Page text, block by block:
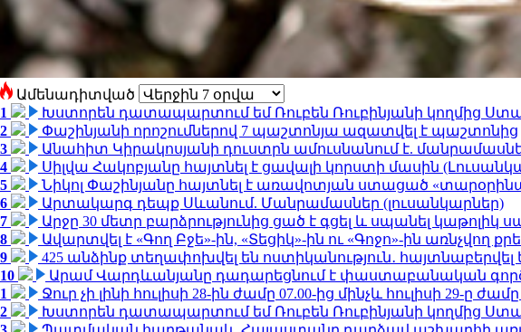
Ամենադիտված
1
Խստորեն դատապարտում եմ Ռուբեն Ռուբինյանի կողմից
2
Փաշինյանի որոշումներով 7 պաշտոնյա ազատվել է պաշտոնից
3
Անահիտ Կիրակոսյանի դուստրն ամուսնանում է.
4
Սիլվա Հակոբյանը հայտնել է ցավալի կորստի մասին
5
Նիկոլ Փաշինյանը հայտնել է առավոտյան ստացած
6
Արտակարգ դեպք Սևանում. Մանրամասներ (լուսանկարներ)
7
Արջը 30 մետր բարձրությունից ցած է գցել և սպանել կաթոլիկ
8
Ավարտվել է «Գող Բջե»-ին, «Տեցիկ»-ին ու «Գոջո»-ին առնչվող
9
425 անձինք տեղափոխվել են ոստիկանություն․
10
Արամ Վարդևանյանը դադարեցնում է փաստաբանական
1
Ջուր չի լինի հուլիսի 28-ին ժամը 07.00-ից մինչև հուլիսի 29-ը ժամը
2
Խստորեն դատապարտում եմ Ռուբեն Ռուբինյանի կողմից